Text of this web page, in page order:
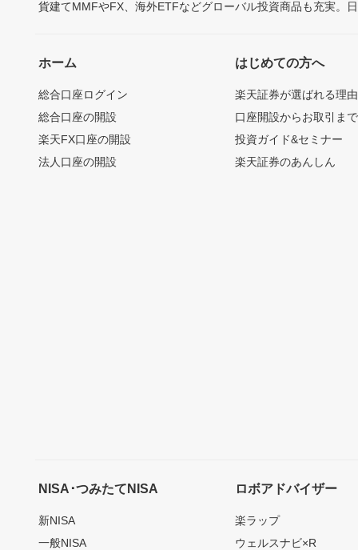
貨建てMMFやFX、海外ETFなどグローバル投資商品も充実。
ホーム
総合口座ログイン
総合口座の開設
楽天FX口座の開設
法人口座の開設
はじめての方へ
楽天証券が選ばれる理由
口座開設からお取引ま
投資ガイド&セミナー
楽天証券のあんしん
NISA･つみたてNISA
新NISA
一般NISA
ロボアドバイザー
楽ラップ
ウェルスナビ×R